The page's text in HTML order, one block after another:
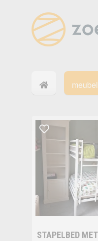
STAPELBED